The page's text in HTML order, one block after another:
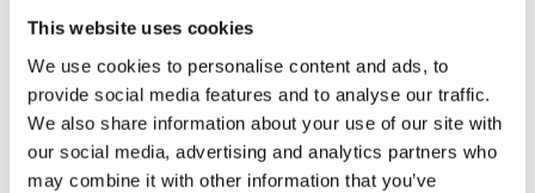
This website uses cookies
We use cookies to personalise content and ads, to
provide social media features and to analyse our traffic.
We also share information about your use of our site with
our social media, advertising and analytics partners who
may combine it with other information that you’ve
strykning, ångkondensator K/6/2,
strykjärnshållare med silikonplatta,
två sparkplåtar, Vario- och
belysningssystem, strykjärnsställning
och ångstrykjärn.